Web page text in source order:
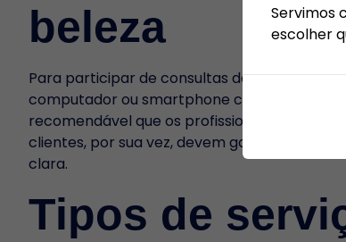
beleza
Para participar de consultas de beleza via
computador ou smartphone com câmera e
recomendável que os profissionais tenham
clientes, por sua vez, devem garantir que
clara.
Tipos de
Servimos
escolher